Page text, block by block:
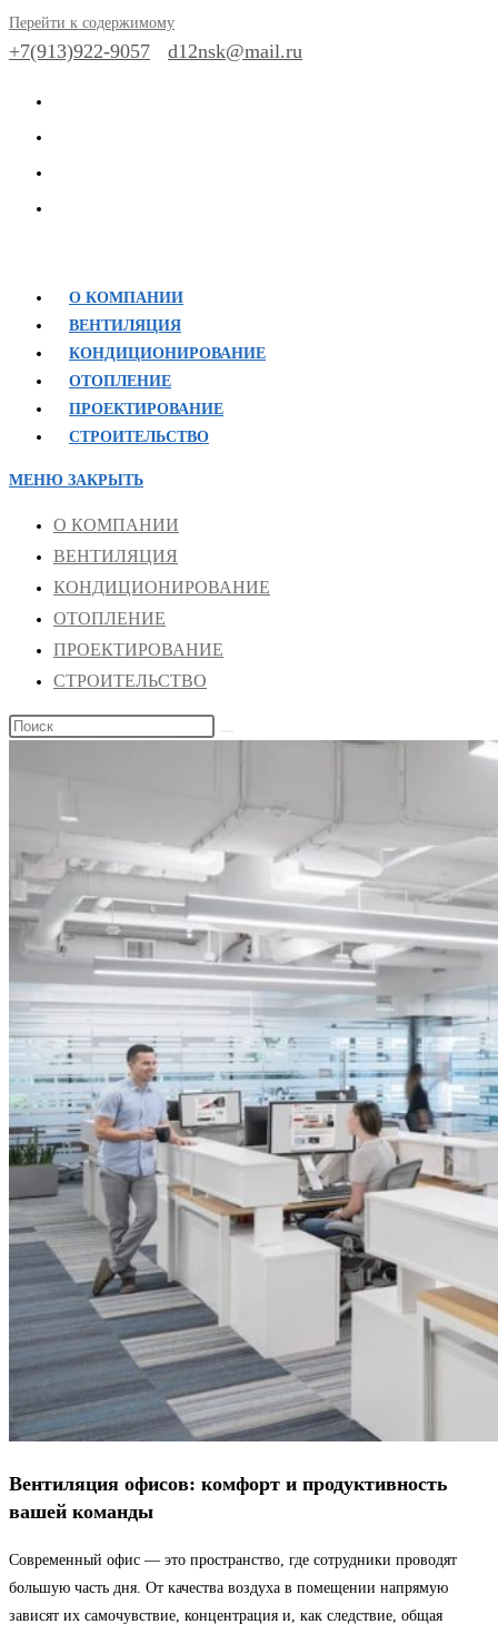
Перейти к содержимому
+7(913)922-9057 d12nsk@mail.ru
О КОМПАНИИ
ВЕНТИЛЯЦИЯ
КОНДИЦИОНИРОВАНИЕ
ОТОПЛЕНИЕ
ПРОЕКТИРОВАНИЕ
СТРОИТЕЛЬСТВО
МЕНЮ ЗАКРЫТЬ
О КОМПАНИИ
ВЕНТИЛЯЦИЯ
КОНДИЦИОНИРОВАНИЕ
ОТОПЛЕНИЕ
ПРОЕКТИРОВАНИЕ
СТРОИТЕЛЬСТВО
Вентиляция офисов: комфорт и продуктивность
вашей команды
Современный офис — это пространство, где сотрудники проводят
большую часть дня. От качества воздуха в помещении напрямую
зависят их самочувствие, концентрация и, как следствие, общая